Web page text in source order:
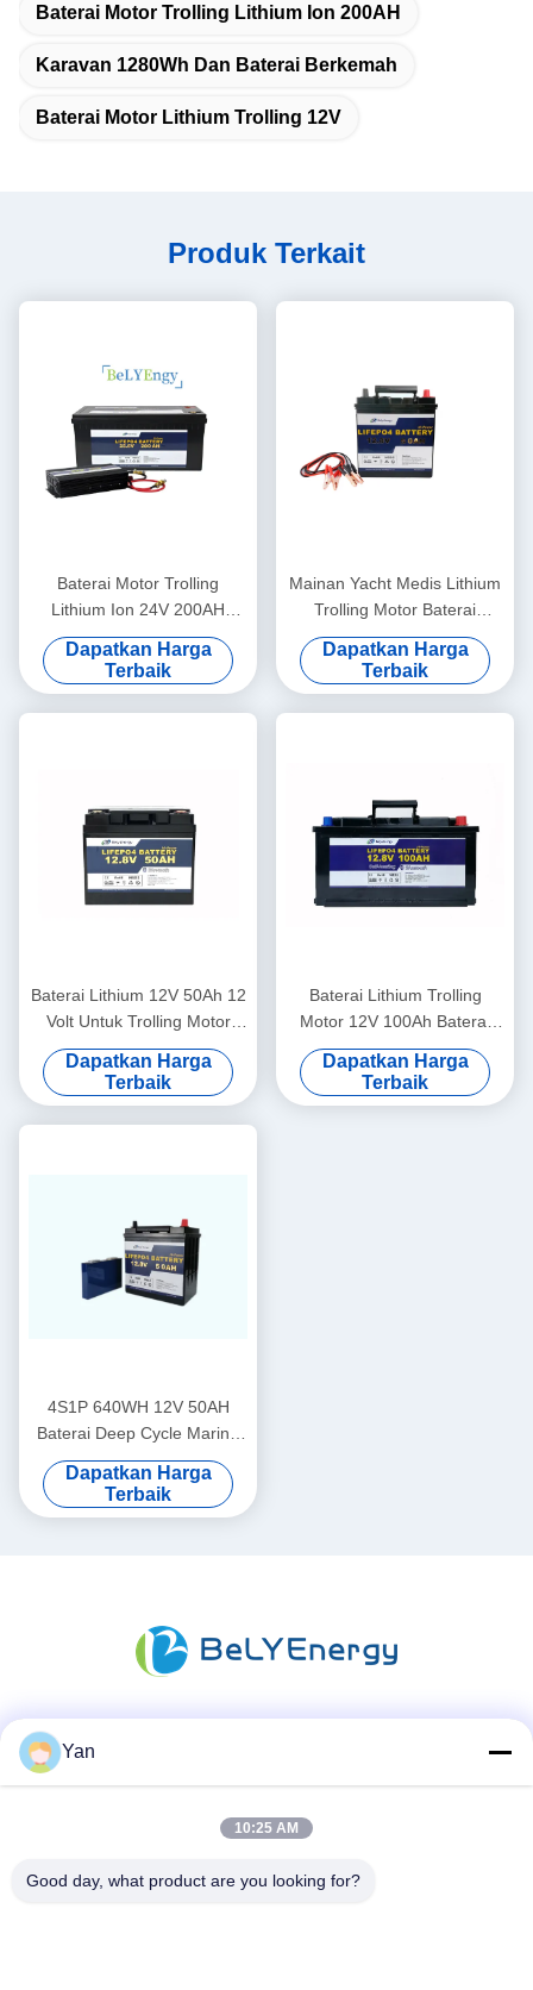
Baterai Motor Trolling Lithium Ion 200AH
Karavan 1280Wh Dan Baterai Berkemah
Baterai Motor Lithium Trolling 12V
Produk Terkait
Baterai Motor Trolling
Lithium Ion 24V 200AH
Untuk Tata Surya
Dapatkan Harga
Terbaik
Mainan Yacht Medis Lithium
Trolling Motor Baterai
Lifepo4 12V 50Ah
Dapatkan Harga
Terbaik
Baterai Lithium 12V 50Ah 12
Volt Untuk Trolling Motor
Bluetooth Camping Car
Battery
Dapatkan Harga
Terbaik
Baterai Lithium Trolling
Motor 12V 100Ah Baterai
Alat Kafilah Dan Baterai
Berkemah
Dapatkan Harga
Terbaik
4S1P 640WH 12V 50AH
Baterai Deep Cycle Marine
Isi Ulang Untuk Trolling
Motor
Dapatkan Harga
Terbaik
Yan
10:25 AM
Good day, what product are you looking for?